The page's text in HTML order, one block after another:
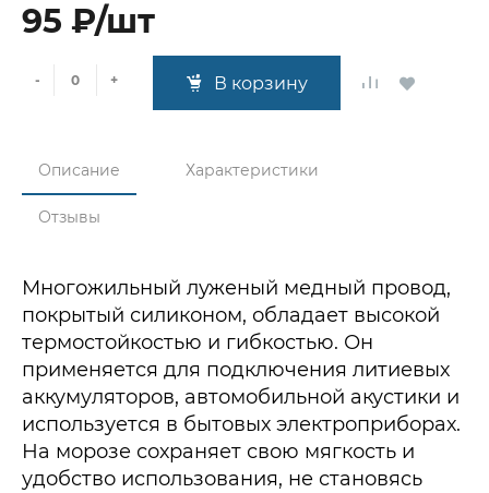
95 ₽/шт
- + В корзину
Описание Характеристики
Отзывы
Многожильный луженый медный провод,
покрытый силиконом, обладает высокой
термостойкостью и гибкостью. Он
применяется для подключения литиевых
аккумуляторов, автомобильной акустики и
используется в бытовых электроприборах.
На морозе сохраняет свою мягкость и
удобство использования, не становясь